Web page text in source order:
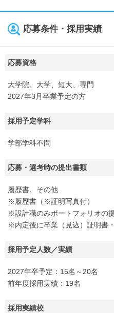
応募条件・採用実績
応募資格
大学院、大学、短大、専門
2027年3月卒業予定の方
採用予定学科
学部学科不問
応募・選考時の提出書類
履歴書、その他
※履歴書（※証明写真付）
※設計職のみポートフォリオの
※内定後に卒業（見込）証明書
採用予定人数／実績
2027年卒予定：15名～20名
前年度採用実績：19名
採用実績校